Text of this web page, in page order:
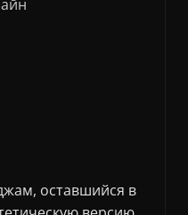
оставшийся в